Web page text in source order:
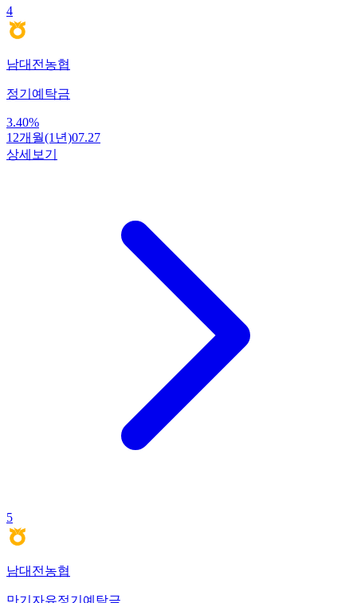
4
남대전농협
정기예탁금
3.40%
12개월(1년)07.27
상세보기
5
남대전농협
만기자유정기예탁금